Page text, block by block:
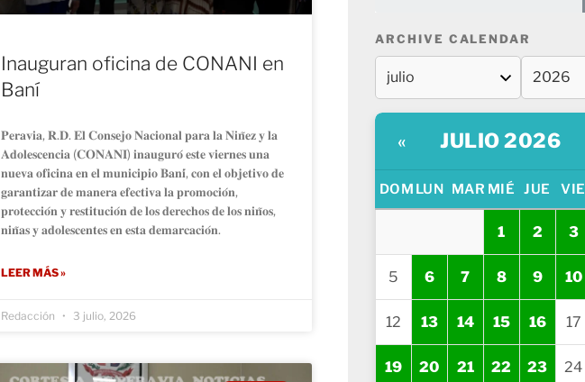
Inauguran oficina de CONANI en
Baní
𝐏𝐞𝐫𝐚𝐯𝐢𝐚, 𝐑.𝐃. 𝐄𝐥 𝐂𝐨𝐧𝐬𝐞𝐣𝐨 𝐍𝐚𝐜𝐢𝐨𝐧𝐚𝐥 𝐩𝐚𝐫𝐚 𝐥𝐚 𝐍𝐢𝐧̃𝐞𝐳 𝐲 𝐥𝐚
𝐀𝐝𝐨𝐥𝐞𝐬𝐜𝐞𝐧𝐜𝐢𝐚 (𝐂𝐎𝐍𝐀𝐍𝐈) 𝐢𝐧𝐚𝐮𝐠𝐮𝐫𝐨́ 𝐞𝐬𝐭𝐞 𝐯𝐢𝐞𝐫𝐧𝐞𝐬 𝐮𝐧𝐚
𝐧𝐮𝐞𝐯𝐚 𝐨𝐟𝐢𝐜𝐢𝐧𝐚 𝐞𝐧 𝐞𝐥 𝐦𝐮𝐧𝐢𝐜𝐢𝐩𝐢𝐨 𝐁𝐚𝐧𝐢́, 𝐜𝐨𝐧 𝐞𝐥 𝐨𝐛𝐣𝐞𝐭𝐢𝐯𝐨 𝐝𝐞
𝐠𝐚𝐫𝐚𝐧𝐭𝐢𝐳𝐚𝐫 𝐝𝐞 𝐦𝐚𝐧𝐞𝐫𝐚 𝐞𝐟𝐞𝐜𝐭𝐢𝐯𝐚 𝐥𝐚 𝐩𝐫𝐨𝐦𝐨𝐜𝐢𝐨́𝐧,
𝐩𝐫𝐨𝐭𝐞𝐜𝐜𝐢𝐨́𝐧 𝐲 𝐫𝐞𝐬𝐭𝐢𝐭𝐮𝐜𝐢𝐨́𝐧 𝐝𝐞 𝐥𝐨𝐬 𝐝𝐞𝐫𝐞𝐜𝐡𝐨𝐬 𝐝𝐞 𝐥𝐨𝐬 𝐧𝐢𝐧̃𝐨𝐬,
𝐧𝐢𝐧̃𝐚𝐬 𝐲 𝐚𝐝𝐨𝐥𝐞𝐬𝐜𝐞𝐧𝐭𝐞𝐬 𝐞𝐧 𝐞𝐬𝐭𝐚 𝐝𝐞𝐦𝐚𝐫𝐜𝐚𝐜𝐢𝐨́𝐧.
LEER MÁS »
Redacción 3 julio, 2026
ARCHIVE CALENDAR
« JULIO 2026
DOM LUN MAR MIÉ JUE VIE
1 2 3
5 6 7 8 9 10
12 13 14 15 16 17
19 20 21 22 23 24